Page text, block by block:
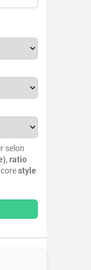
selon
,ratio
style